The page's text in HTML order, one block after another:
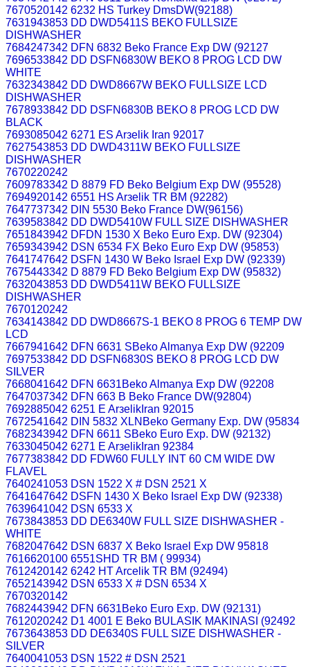
7670520142 6232 HS Turkey DmsDW(92188)
7631943853 DD DWD5411S BEKO FULLSIZE
DISHWASHER
7684247342 DFN 6832 Beko France Exp DW (92127
7696533842 DD DSFN6830W BEKO 8 PROG LCD DW
WHITE
7632343842 DD DWD8667W BEKO FULLSIZE LCD
DISHWASHER
7678933842 DD DSFN6830B BEKO 8 PROG LCD DW
BLACK
7693085042 6271 ES Arзelik Iran 92017
7627543853 DD DWD4311W BEKO FULLSIZE
DISHWASHER
7670220242
7609783342 D 8879 FD Beko Belgium Exp DW (95528)
7694920142 6551 HS Arзelik TR BM (92282)
7647737342 DIN 5530 Beko France DW(96156)
7639583842 DD DWD5410W FULL SIZE DISHWASHER
7651843942 DFDN 1530 X Beko Euro Exp. DW (92304)
7659343942 DSN 6534 FX Beko Euro Exp DW (95853)
7641747642 DSFN 1430 W Beko Israel Exp DW (92339)
7675443342 D 8879 FD Beko Belgium Exp DW (95832)
7632043853 DD DWD5411W BEKO FULLSIZE
DISHWASHER
7670120242
7634143842 DD DWD8667S-1 BEKO 8 PROG 6 TEMP DW
LCD
7667941642 DFN 6631 SBeko Almanya Exp DW (92209
7697533842 DD DSFN6830S BEKO 8 PROG LCD DW
SILVER
7668041642 DFN 6631Beko Almanya Exp DW (92208
7647037342 DFN 663 B Beko France DW(92804)
7692885042 6251 E ArзelikIran 92015
7672541642 DIN 5832 XLNBeko Germany Exp. DW (95834
7682343942 DFN 6611 SBeko Euro Exp. DW (92132)
7633045042 6271 E ArзelikIran 92384
7677383842 DD FDW60 FULLY INT 60 CM WIDE DW
FLAVEL
7640241053 DSN 1522 X # DSN 2521 X
7641647642 DSFN 1430 X Beko Israel Exp DW (92338)
7639641042 DSN 6533 X
7673843853 DD DE6340W FULL SIZE DISHWASHER -
WHITE
7682047642 DSN 6837 X Beko Israel Exp DW 95818
7616620100 6551SHD TR BM ( 99934)
7612420142 6242 HT Arcelik TR BM (92494)
7652143942 DSN 6533 X # DSN 6534 X
7670320142
7682443942 DFN 6631Beko Euro Exp. DW (92131)
7612020242 D1 4001 E Beko BULASIK MAKINASI (92492
7673643853 DD DE6340S FULL SIZE DISHWASHER -
SILVER
7640041053 DSN 1522 # DSN 2521